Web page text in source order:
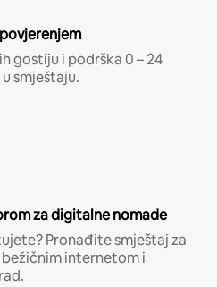
gostiju i podrška 0 – 24
smještaju.
za digitalne nomade
Pronađite smještaj za
internetom i